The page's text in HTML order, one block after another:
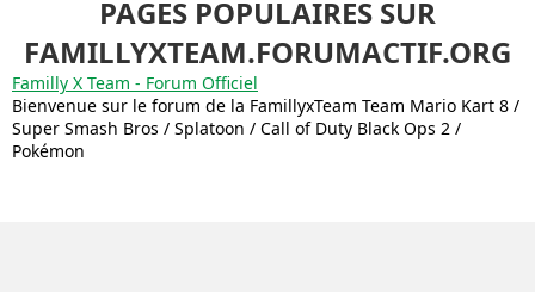
PAGES POPULAIRES SUR
FAMILLYXTEAM.FORUMACTIF.ORG
Familly X Team - Forum Officiel
Bienvenue sur le forum de la FamillyxTeam Team Mario Kart 8 /
Super Smash Bros / Splatoon / Call of Duty Black Ops 2 /
Pokémon